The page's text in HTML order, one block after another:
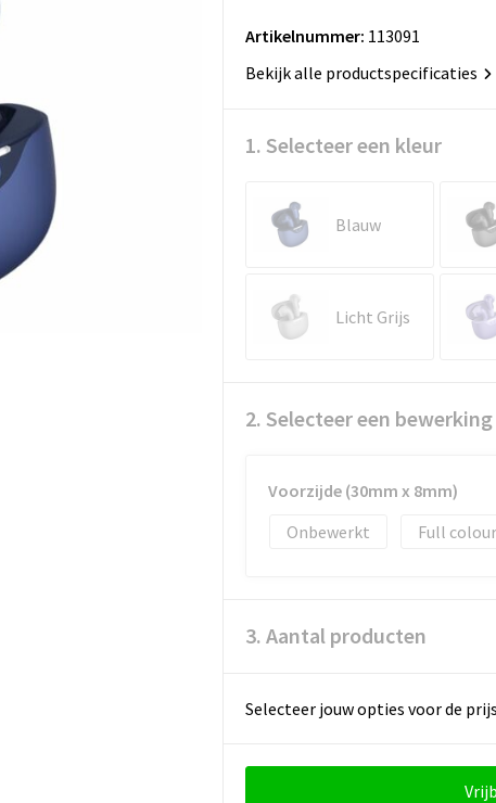
Artikelnummer: 113091
Bekijk alle productspecificaties
1. Selecteer een kleur
Blauw
Licht Grijs
2. Selecteer een bewerking
Voorzijde (30mm x 8mm)
Onbewerkt
Full colour
3. Aantal producten
Selecteer jouw opties voor de